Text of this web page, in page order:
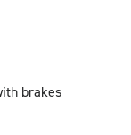
brakes